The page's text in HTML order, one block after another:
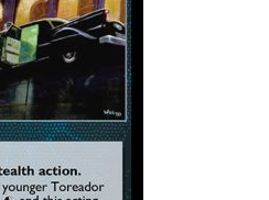
wishlist